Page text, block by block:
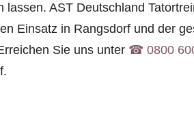
lassen. AST Deutschland
Einsatz in Rangsdorf und der
Sie uns unter ☎︎ 0800